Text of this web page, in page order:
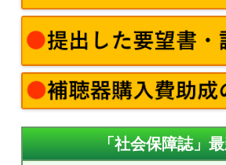
「社会保障誌」